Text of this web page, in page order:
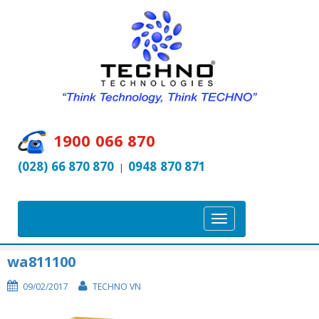
1900 066 870
(028) 66 870 870 | 0948 870 871
T
o
wa811100
09/02/2017 TECHNO VN